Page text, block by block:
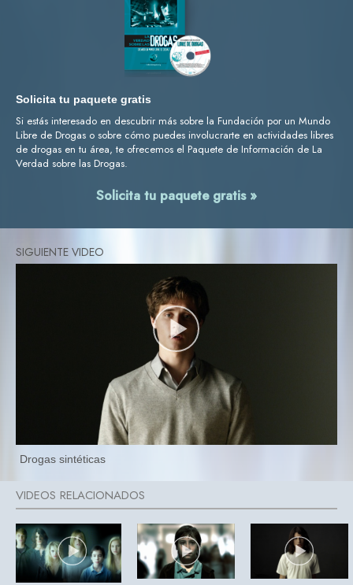
Solicita tu paquete gratis
Si estás interesado en descubrir más sobre la Fundación por un Mundo
Libre de Drogas o sobre cómo puedes involucrarte en actividades libres
de drogas en tu área, te ofrecemos el Paquete de Información de La
Verdad sobre las Drogas.
Solicita tu paquete gratis »
Drogas sintéticas